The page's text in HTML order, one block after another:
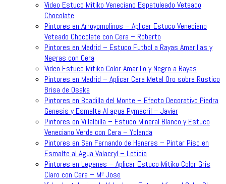
Video Estuco Mitiko Veneciano Espatuleado Veteado
Chocolate
Pintores en Arroyomolinos – Aplicar Estuco Veneciano
Veteado Chocolate con Cera – Roberto
Pintores en Madrid – Estuco Futbol a Rayas Amarillas y
Negras con Cera
Video Estuco Mitiko Color Amarillo y Negro a Rayas
Pintores en Madrid – Aplicar Cera Metal Oro sobre Rustico
Brisa de Osaka
Pintores en Boadilla del Monte – Efecto Decorativo Piedra
Genesis y Esmalte Al agua Pymacril – Javier
Pintores en Villalbilla – Estuco Mineral Blanco y Estuco
Veneciano Verde con Cera – Yolanda
Pintores en San Fernando de Henares – Pintar Piso en
Esmalte al Agua Valacryl – Leticia
Pintores en Leganes – Aplicar Estuco Mitiko Color Gris
Claro con Cera – Mª Jose